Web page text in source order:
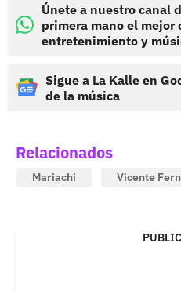
Únete a nuestro canal
primera mano el mejor
entretenimiento y
Sigue a La Kalle en
de la música
Relacionados
Mariachi Vicente